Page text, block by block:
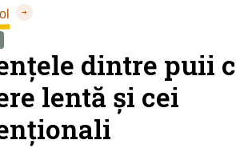
dintre puii
lentă și cei